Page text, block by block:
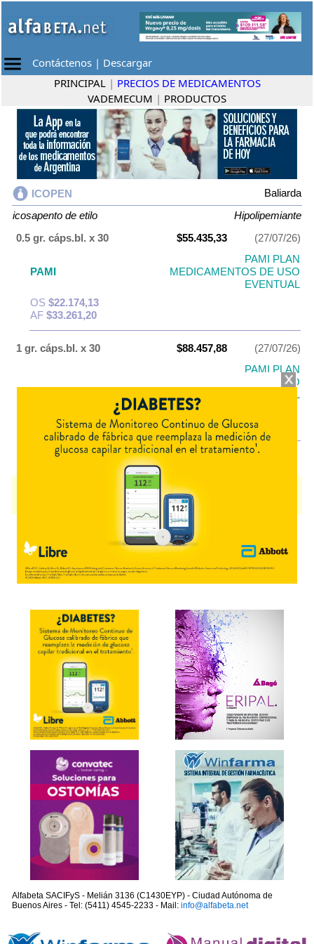
Contáctenos | Descargar
PRINCIPAL | PRECIOS DE MEDICAMENTOS
VADEMECUM | PRODUCTOS
ICOPEN
Baliarda
icosapento de etilo
Hipolipemiante
0.5 gr. cáps.bl. x 30
$55.435,33 (27/07/26)
PAMI
PAMI PLAN
MEDICAMENTOS DE USO
EVENTUAL
OS $22.174,13
AF $33.261,20
1 gr. cáps.bl. x 30 $88.457,88 (27/07/26)
PAMI PLAN
MEDICAMENTOS DE USO
EVENTUAL
$53.074,73
icosapento de etilo y se indica como
y cuenta con 2 presentaciones disponibles.
Explorar más
Otros productos conicosapento de etilo
Otros productos deBaliarda
Alfabeta SACIFyS - Melián 3136 (C1430EYP) - Ciudad Autónoma de
Buenos Aires - Tel: (5411) 4545-2233 - Mail: info@alfabeta.net